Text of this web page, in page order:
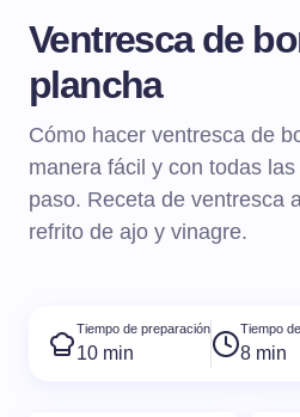
Ventresca de
plancha
Cómo hacer ventresca de
manera fácil y con todas
paso. Receta de ventresca
refrito de ajo y vinagre.
Tiempo de preparación
10 min
Tiempo
8 min